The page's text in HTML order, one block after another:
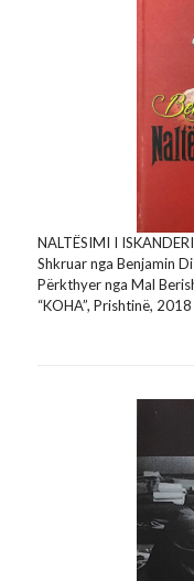
NALTËSIMI I
Shkruar nga Benjamin
Përkthyer nga Mal
“KOHA”, Prishtinë, 2018